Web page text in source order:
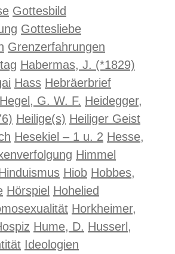
Gottesbild
Gottesliebe
Grenzerfahrungen
Habermas, J. (*1829)
Hass Hebräerbrief
Hegel, G. W. F. Heidegger,
Heilige(s) Heiliger Geist
Hesekiel – 1 u. 2 Hesse,
Himmel
Hiob Hobbes,
Hörspiel Hohelied
Horkheimer,
Hume, D. Husserl,
Ideologien